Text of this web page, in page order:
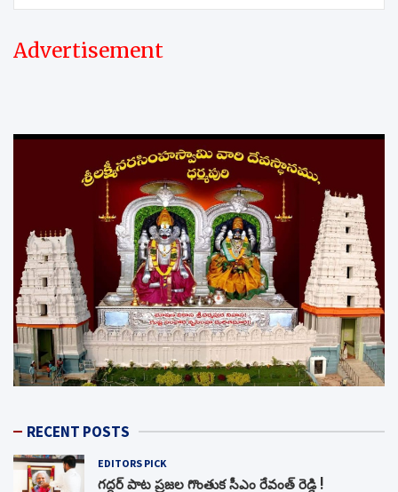
Advertisement
RECENT POSTS
EDITORS PICK
గద్దర్ పాట ప్రజల గొంతుక సీఎం రేవంత్ రెడ్డి !